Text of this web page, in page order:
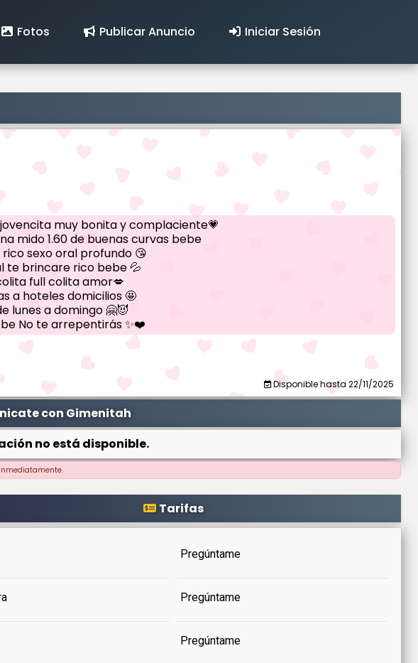
Fotos Publicar Anuncio Iniciar Sesión
muy bonita y complaciente💗
mido 1.60 de buenas curvas bebe
sexo oral profundo 😘
te brincare rico bebe 💦
full colita amor💋
a hoteles domicilios 🤩
lunes a domingo 🤗😈
No te arrepentirás ✨❤️
Disponible hasta 22/11/2025
con Gimenitah
no está disponible.
Tarifas
Pregúntame
Pregúntame
Pregúntame